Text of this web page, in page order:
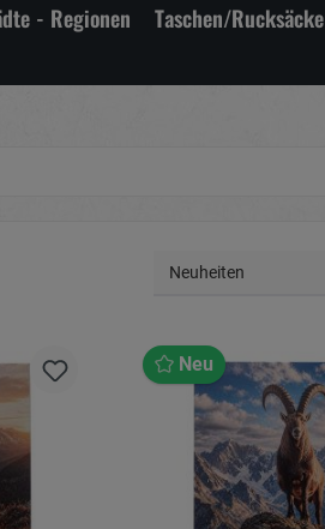
- Regionen Taschen/Rucksäcke
Neu